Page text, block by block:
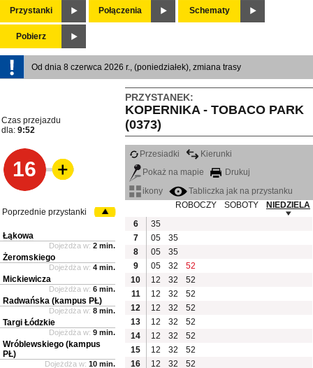
Przystanki Połączenia Schematy
Pobierz
Od dnia 8 czerwca 2026 r., (poniedziałek), zmiana trasy
PRZYSTANEK:
KOPERNIKA - TOBACO PARK
(0373)
Czas przejazdu
dla: 9:52
16
Przesiadki
Kierunki
Pokaż na mapie
Drukuj
ikony
Tabliczka jak na przystanku
ROBOCZY
SOBOTY
NIEDZIELA
6
35
7
05
35
8
05
35
9
05 32
52
10
12 32
52
11
12 32
52
12
12 32
52
13
12 32
52
14
12 32
52
15
12 32
52
16
12 32 52
Poprzednie przystanki
Łąkowa
Dojeżdża w: 2 min.
Żeromskiego
Dojeżdża w: 4 min.
Mickiewicza
Dojeżdża w: 6 min.
Radwańska (kampus PŁ)
Dojeżdża w: 8 min.
Targi Łódzkie
Dojeżdża w: 9 min.
Wróblewskiego (kampus
PŁ)
Dojeżdża w: 10 min.